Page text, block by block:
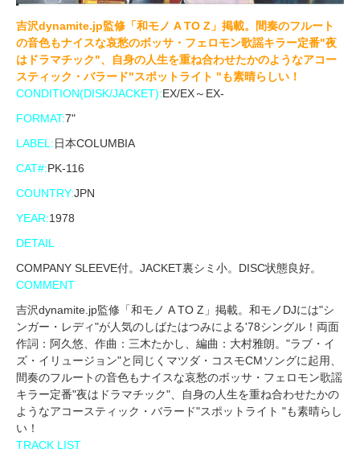
吉沢dynamite.jp監修「和モノ A TO Z」掲載。間奏のフルート
の音色もナイスな哀愁のボッサ・フェロモン歌謡キラー定番"夜
はドラマチック"、自身の人生を重ね合わせたかのようなアコー
スティック・バラード"スポットライト "も素晴らしい！
CONDITION(DISK/JACKET):EX/EX～EX-
FORMAT:7"
LABEL:日本COLUMBIA
CAT#:PK-116
COUNTRY:JPN
YEAR:1978
DETAIL
COMPANY SLEEVE付。JACKET裏シミ小。DISC状態良好。
COMMENT
吉沢dynamite.jp監修「和モノ A TO Z」掲載。和モノDJには"シ
ンガー・レディ"が人気のしばたはつみによる'78シングル！両面
作詞：阿久悠、作曲：三木たかし、編曲：大村雅朗。"ラブ・イ
ズ・イリュージョン"と同じくマツダ・コスモCMソングに起用、
間奏のフルートの音色もナイスな哀愁のボッサ・フェロモン歌謡
キラー定番"夜はドラマチック"、自身の人生を重ね合わせたかの
ようなアコースティック・バラード"スポットライト "も素晴らし
い！
TRACK LIST